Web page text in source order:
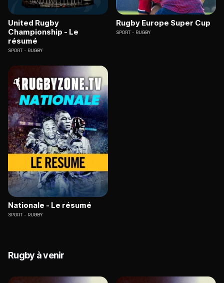
United Rugby
Championship - Le
résumé
SPORT RUGBY
Rugby Europe Super Cup
SPORT RUGBY
Nationale - Le résumé
SPORT RUGBY
Rugby à venir